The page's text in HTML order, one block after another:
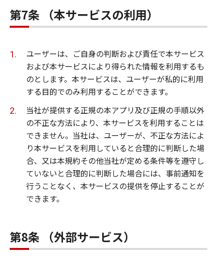
第7条 （本サービスの利用）
ユーザーは、ご自身の判断および責任で本サービス
および本サービスにより得られた情報を利用するも
のとします。本サービスは、ユーザーが私的に利用
する目的でのみ利用することができます。
当社が提供する正規の本アプリ及び正規の手順以外
の不正な方法により、本サービスを利用することは
できません。当社は、ユーザーが、不正な方法によ
り本サービスを利用していると合理的に判断した場
合、又は本規約その他当社が定める条件等を遵守し
ていないと合理的に判断した場合には、事前通知を
行うことなく、本サービスの提供を停止することが
できます。
第8条 （外部サービス）